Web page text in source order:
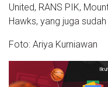
United, RANS PIK,
Hawks, yang juga
Foto: Ariya Kurniawan